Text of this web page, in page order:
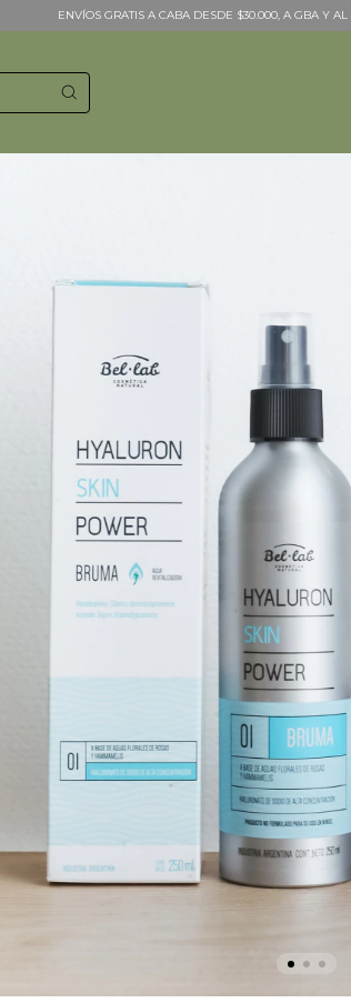
ENVÍOS GRATIS A CABA DESDE $30.000, A GBA Y